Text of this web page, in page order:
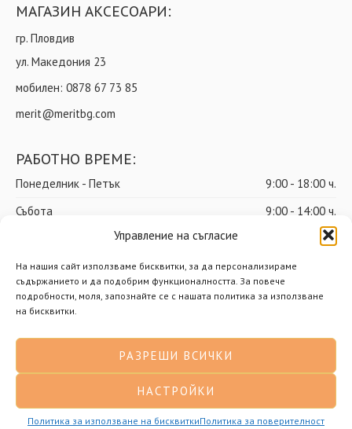
Управление на съгласие
На нашия сайт използваме бисквитки, за да персонализираме
съдържанието и да подобрим функционалността. За повече
подробности, моля, запознайте се с нашата политика за използване
на бисквитки.
РАЗРЕШИ ВСИЧКИ
НАСТРОЙКИ
Политика за използване на бисквиткиПолитика за поверителност
МАГАЗИН АКСЕСОАРИ:
гр. Пловдив
ул. Македония 23
мобилен: 0878 67 73 85
merit@meritbg.com
РАБОТНО ВРЕМЕ:
Понеделник - Петък
9:00 - 18:00 ч.
Събота
9:00 - 14:00 ч.
почивен ден
Доставки Общи условия
Политика за поверителност Политика за бисквитки
Разработено от Нимасистъмс